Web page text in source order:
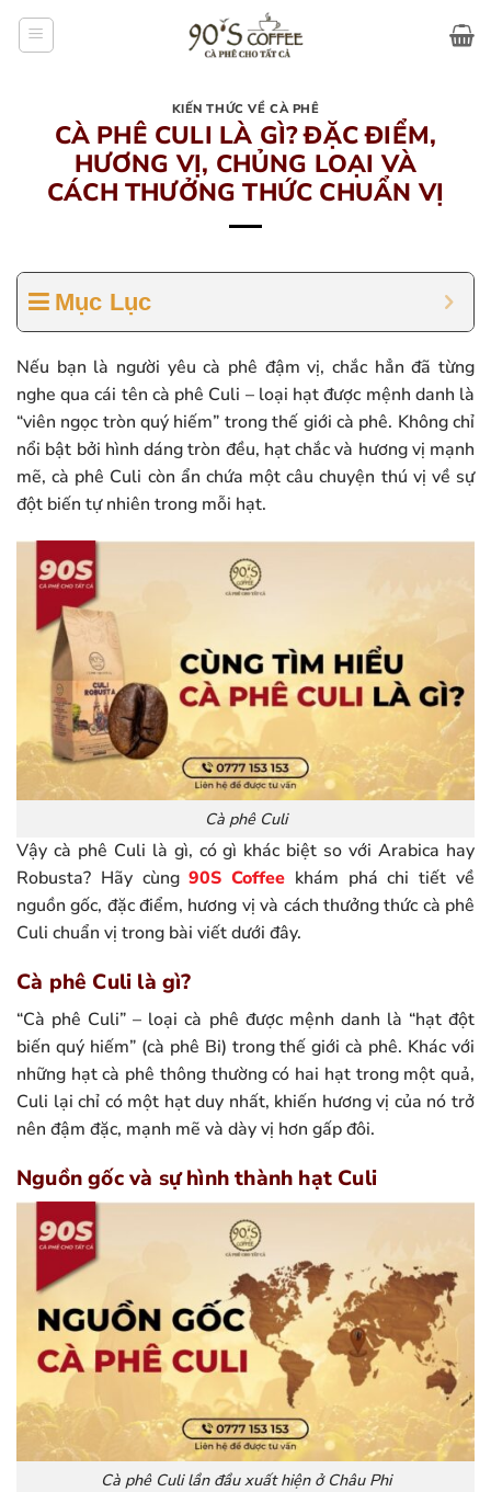
KIẾN THỨC VỀ CÀ PHÊ
CÀ PHÊ CULI LÀ GÌ? ĐẶC ĐIỂM,
HƯƠNG VỊ, CHỦNG LOẠI VÀ
CÁCH THƯỞNG THỨC CHUẨN VỊ
Mục Lục
Nếu bạn là người yêu cà phê đậm vị, chắc hẳn đã từng
nghe qua cái tên cà phê Culi – loại hạt được mệnh danh là
“viên ngọc tròn quý hiếm” trong thế giới cà phê. Không chỉ
nổi bật bởi hình dáng tròn đều, hạt chắc và hương vị mạnh
mẽ, cà phê Culi còn ẩn chứa một câu chuyện thú vị về sự
đột biến tự nhiên trong mỗi hạt.
Cà phê Culi
Vậy cà phê Culi là gì, có gì khác biệt so với Arabica hay
Robusta? Hãy cùng90S Coffee khám phá chi tiết về
nguồn gốc, đặc điểm, hương vị và cách thưởng thức cà phê
Culi chuẩn vị trong bài viết dưới đây.
Cà phê Culi là gì?
“Cà phê Culi” – loại cà phê được mệnh danh là “hạt đột
biến quý hiếm” (cà phê Bi) trong thế giới cà phê. Khác với
những hạt cà phê thông thường có hai hạt trong một quả,
Culi lại chỉ có một hạt duy nhất, khiến hương vị của nó trở
nên đậm đặc, mạnh mẽ và dày vị hơn gấp đôi.
Nguồn gốc và sự hình thành hạt Culi
Cà phê Culi lần đầu xuất hiện ở Châu Phi